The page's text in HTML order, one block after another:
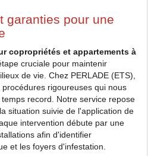
garanties pour une
copropriétés et appartements à
cruciale pour maintenir
de vie. Chez PERLADE (ETS),
rigoureuses qui nous
record. Notre service repose
situation suivie de l'application de
intervention débute par une
afin d'identifier
et les foyers d'infestation.